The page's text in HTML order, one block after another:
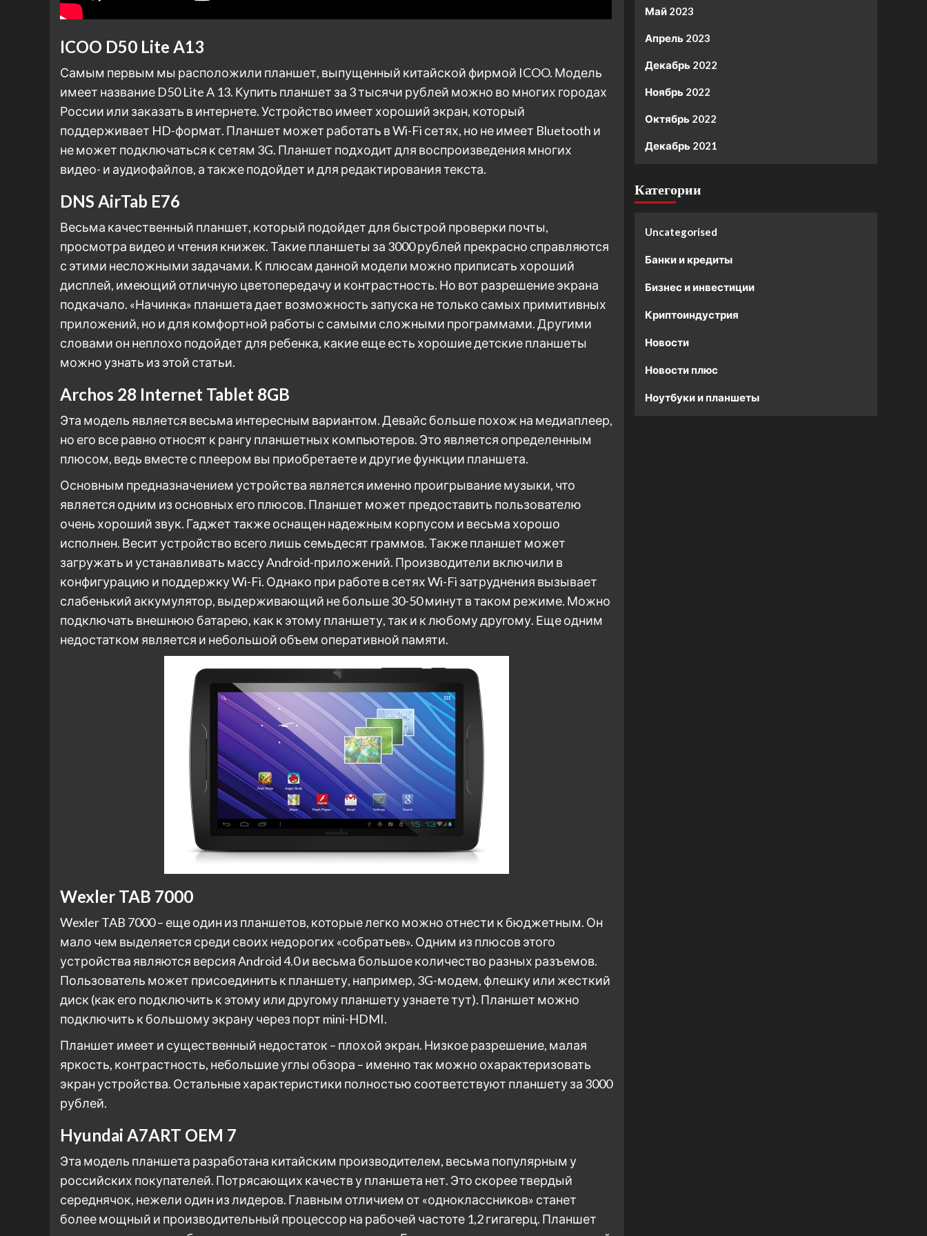
ICOO D50 Lite A13
Самым первым мы расположили планшет, выпущенный китайской фирмой ICOO. Модель
имеет название D50 Lite A 13. Купить планшет за 3 тысячи рублей можно во многих городах
России или заказать в интернете. Устройство имеет хороший экран, который
поддерживает HD-формат. Планшет может работать в Wi-Fi сетях, но не имеет Bluetooth и
не может подключаться к сетям 3G. Планшет подходит для воспроизведения многих
видео- и аудиофайлов, а также подойдет и для редактирования текста.
DNS AirTab E76
Весьма качественный планшет, который подойдет для быстрой проверки почты,
просмотра видео и чтения книжек. Такие планшеты за 3000 рублей прекрасно справляются
с этими несложными задачами. К плюсам данной модели можно приписать хороший
дисплей, имеющий отличную цветопередачу и контрастность. Но вот разрешение экрана
подкачало. «Начинка» планшета дает возможность запуска не только самых примитивных
приложений, но и для комфортной работы с самыми сложными программами. Другими
словами он неплохо подойдет для ребенка, какие еще есть хорошие детские планшеты
можно узнать из этой статьи.
Archos 28 Internet Tablet 8GB
Эта модель является весьма интересным вариантом. Девайс больше похож на медиаплеер,
но его все равно относят к рангу планшетных компьютеров. Это является определенным
плюсом, ведь вместе с плеером вы приобретаете и другие функции планшета.
Основным предназначением устройства является именно проигрывание музыки, что
является одним из основных его плюсов. Планшет может предоставить пользователю
очень хороший звук. Гаджет также оснащен надежным корпусом и весьма хорошо
исполнен. Весит устройство всего лишь семьдесят граммов. Также планшет может
загружать и устанавливать массу Android-приложений. Производители включили в
конфигурацию и поддержку Wi-Fi. Однако при работе в сетях Wi-Fi затруднения вызывает
слабенький аккумулятор, выдерживающий не больше 30-50 минут в таком режиме. Можно
подключать внешнюю батарею, как к этому планшету, так и к любому другому. Еще одним
недостатком является и небольшой объем оперативной памяти.
Wexler TAB 7000
Wexler TAB 7000 – еще один из планшетов, которые легко можно отнести к бюджетным. Он
мало чем выделяется среди своих недорогих «собратьев». Одним из плюсов этого
устройства являются версия Android 4.0 и весьма большое количество разных разъемов.
Пользователь может присоединить к планшету, например, 3G-модем, флешку или жесткий
диск (как его подключить к этому или другому планшету узнаете тут). Планшет можно
подключить к большому экрану через порт mini-HDMI.
Планшет имеет и существенный недостаток – плохой экран. Низкое разрешение, малая
яркость, контрастность, небольшие углы обзора – именно так можно охарактеризовать
экран устройства. Остальные характеристики полностью соответствуют планшету за 3000
рублей.
Hyundai A7ART OEM 7
Эта модель планшета разработана китайским производителем, весьма популярным у
российских покупателей. Потрясающих качеств у планшета нет. Это скорее твердый
середнячок, нежели один из лидеров. Главным отличием от «одноклассников» станет
более мощный и производительный процессор на рабочей частоте 1,2 гигагерц. Планшет
Май 2023
Апрель 2023
Декабрь 2022
Ноябрь 2022
Октябрь 2022
Декабрь 2021
Категории
Uncategorised
Банки и кредиты
Бизнес и инвестиции
Криптоиндустрия
Новости
Новости плюс
Ноутбуки и планшеты